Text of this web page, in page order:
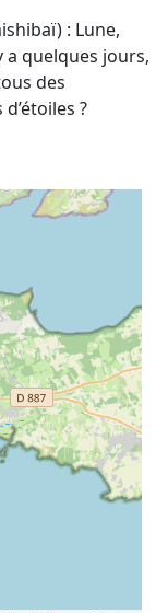
: Lune,
a quelques jours,
des
?